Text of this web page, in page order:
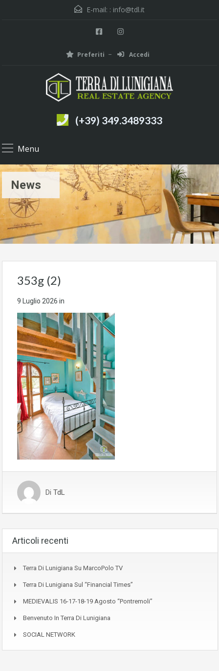
E-mail: : info@tdl.it
Preferiti Accedi
(+39) 349.3489333
Menu
News
353g (2)
9 Luglio 2026 in
Di TdL
Articoli recenti
Terra Di Lunigiana Su MarcoPolo TV
Terra Di Lunigiana Sul “Financial Times”
MEDIEVALIS 16-17-18-19 Agosto “Pontremoli”
Benvenuto In Terra Di Lunigiana
SOCIAL NETWORK